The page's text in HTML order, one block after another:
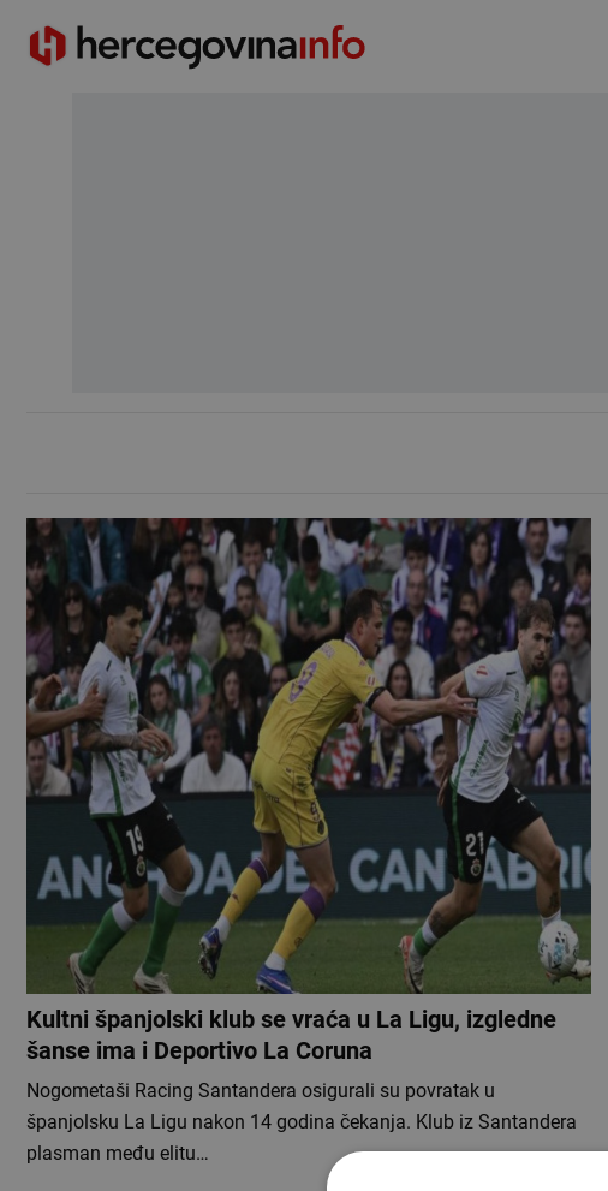
Kultni španjolski klub se vraća u La Ligu, izgledne
šanse ima i Deportivo La Coruna
Nogometaši Racing Santandera osigurali su povratak u
španjolsku La Ligu nakon 14 godina čekanja. Klub iz Santandera
plasman među elitu…